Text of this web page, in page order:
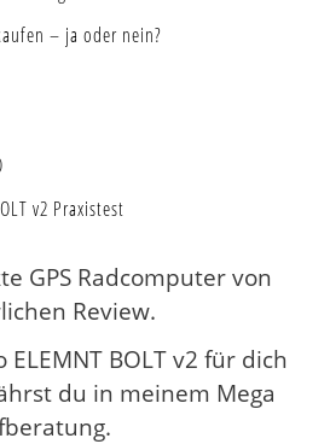
GPS Radcomputer von
Review.
BOLT v2 für dich
du in meinem Mega
– ja oder nein?
v2 Praxistest